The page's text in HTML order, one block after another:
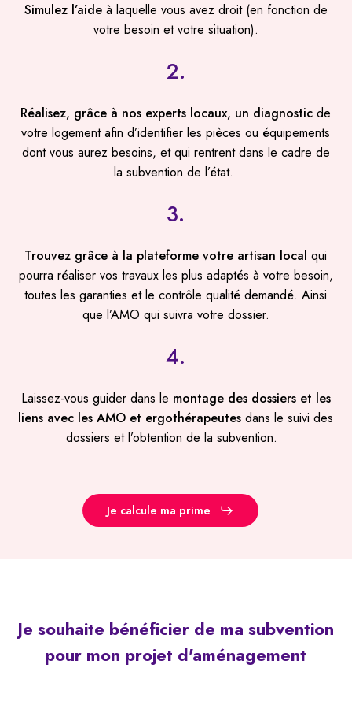
Simulez l’aideà laquelle vous avez droit (en fonction de
votre besoin et votre situation).
2.
Réalisez, grâce à nos experts locaux, un diagnostic de
votre logement afin d’identifier les pièces ou équipements
dont vous aurez besoins, et qui rentrent dans le cadre de
la subvention de l’état.
3.
Trouvez grâce à la plateforme votre artisan local qui
pourra réaliser vos travaux les plus adaptés à votre besoin,
toutes les garanties et le contrôle qualité demandé. Ainsi
que l’AMO qui suivra votre dossier.
4.
Laissez-vous guider dans le montage des dossiers et les
liens avec les AMO et ergothérapeutes dans le suivi des
dossiers et l’obtention de la subvention.
Je calcule ma prime
Je souhaite bénéficier de ma subvention
pour mon projet d'aménagement